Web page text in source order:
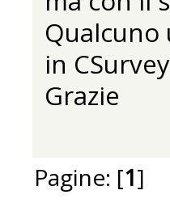
Qualcuno
in
Grazie
Pagine: [1]